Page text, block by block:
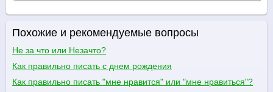
Похожие и рекомендуемые вопросы
Не за что или Незачто?
Как правильно писать с днем рождения
Как правильно писать "мне нравится" или "мне нравиться"?